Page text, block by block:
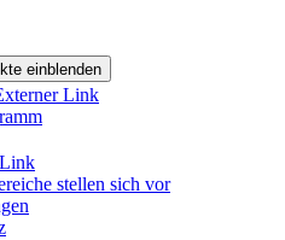
einblenden
Link
stellen sich vor